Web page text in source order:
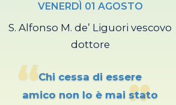
VENERDÌ 01 AGOSTO
S. Alfonso M. de’ Liguori vescovo
dottore
Chi cessa di essere
amico non lo è mai stato